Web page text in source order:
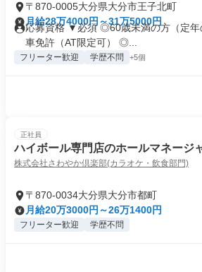
〒870-0005大分県大分市王子北町
月給28万4000円～31万5000円
応募資格 ▼必須 ◎60歳未満の方（定
車免許（AT限定可） ◎...
フリーター歓迎 学歴不問 +5個
正社員
ハイボール専門店のホールマネージ
株式会社さわやか倶楽部(カラオケ・飲食部門)
〒870-0034大分県大分市都町
月給20万3000円～26万1400円
フリーター歓迎 学歴不問